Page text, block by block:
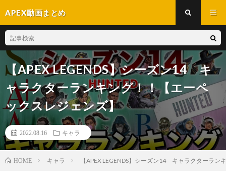
APEX動画まとめ
【APEX LEGENDS】シーズン14 キ
ャラクターランキング！！【エーペ
ックスレジェンズ】
2022.08.16 キャラ
HOME キャラ 【APEX LEGENDS】シーズン14 キャラクターラン